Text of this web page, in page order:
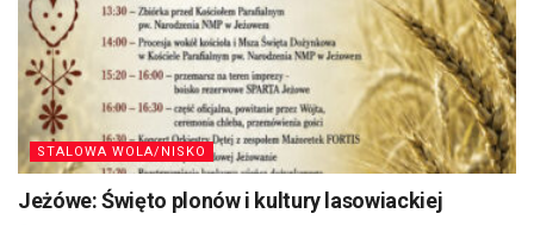
STALOWA WOLA/NISKO
Jeżówe: Święto plonów i kultury lasowiackiej